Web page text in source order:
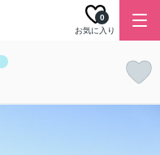
お気に入り
0